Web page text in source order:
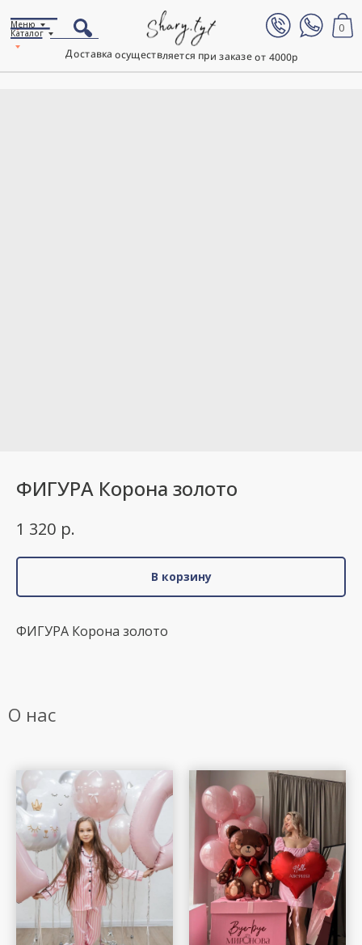
Доставка осуществляется при заказе от 4000р
0
Каталог
Меню
ФИГУРА Корона золото
1 320 р.
В корзину
ФИГУРА Корона золото
О нас